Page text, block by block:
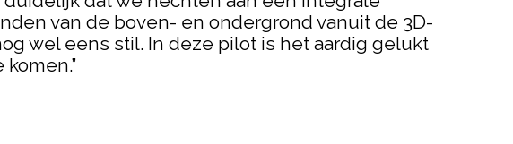
van de boven- en ondergrond vanuit de 3D-
wel eens stil. In deze pilot is het aardig gelukt